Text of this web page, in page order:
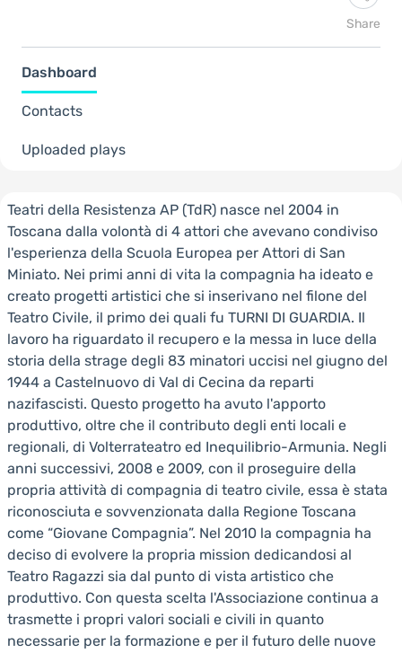
Share
Dashboard
Contacts
Uploaded plays
Teatri della Resistenza AP (TdR) nasce nel 2004 in
Toscana dalla volontà di 4 attori che avevano condiviso
l'esperienza della Scuola Europea per Attori di San
Miniato. Nei primi anni di vita la compagnia ha ideato e
creato progetti artistici che si inserivano nel filone del
Teatro Civile, il primo dei quali fu TURNI DI GUARDIA. Il
lavoro ha riguardato il recupero e la messa in luce della
storia della strage degli 83 minatori uccisi nel giugno del
1944 a Castelnuovo di Val di Cecina da reparti
nazifascisti. Questo progetto ha avuto l'apporto
produttivo, oltre che il contributo degli enti locali e
regionali, di Volterrateatro ed Inequilibrio-Armunia. Negli
anni successivi, 2008 e 2009, con il proseguire della
propria attività di compagnia di teatro civile, essa è stata
riconosciuta e sovvenzionata dalla Regione Toscana
come “Giovane Compagnia”. Nel 2010 la compagnia ha
deciso di evolvere la propria mission dedicandosi al
Teatro Ragazzi sia dal punto di vista artistico che
produttivo. Con questa scelta l'Associazione continua a
trasmette i propri valori sociali e civili in quanto
necessarie per la formazione e per il futuro delle nuove